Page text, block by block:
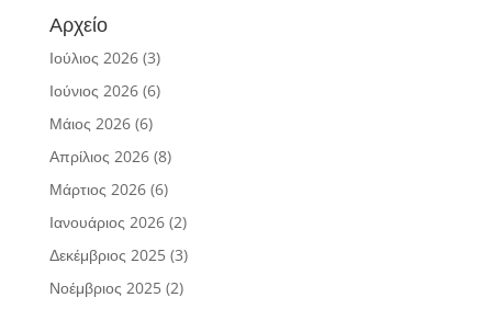
Αρχείο
Ιούλιος 2026(3)
Ιούνιος 2026(6)
Μάιος 2026(6)
Απρίλιος 2026(8)
Μάρτιος 2026(6)
Ιανουάριος 2026(2)
Δεκέμβριος 2025(3)
Νοέμβριος 2025(2)